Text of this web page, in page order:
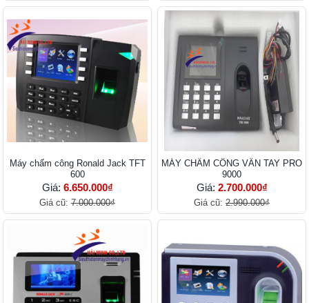
Máy chấm công Ronald Jack TFT
600
Giá: 6.650.000₫
Giá cũ: 7.000.000₫
MÁY CHẤM CÔNG VÂN TAY PRO
9000
Giá: 2.700.000₫
Giá cũ: 2.990.000₫